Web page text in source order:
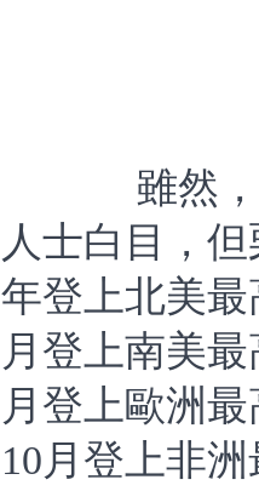
雖然
人士白目，
年登上北美最
月登上南美
月登上歐洲
10月登上非